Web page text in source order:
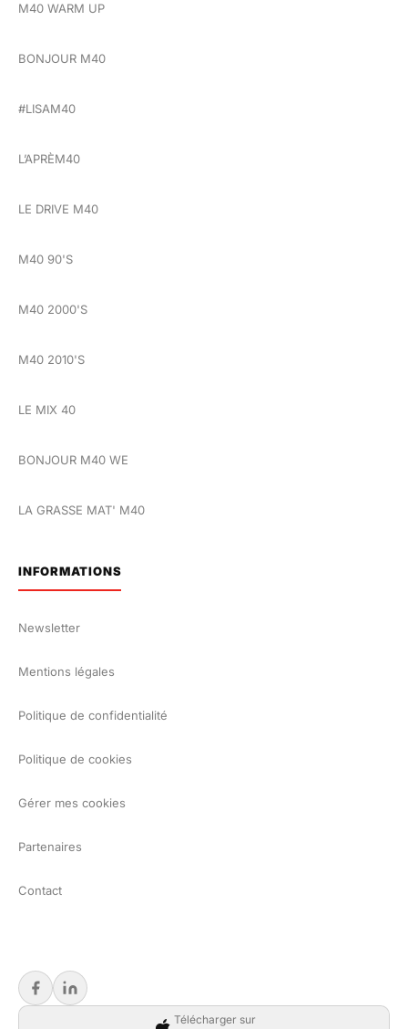
M40 WARM UP
BONJOUR M40
#LISAM40
L’APRÈM40
LE DRIVE M40
M40 90'S
M40 2000'S
M40 2010'S
LE MIX 40
BONJOUR M40 WE
LA GRASSE MAT' M40
INFORMATIONS
Newsletter
Mentions légales
Politique de confidentialité
Politique de cookies
Gérer mes cookies
Partenaires
Contact
Télécharger sur